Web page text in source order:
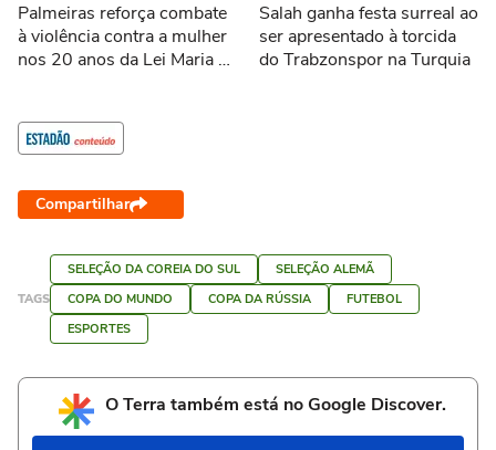
Palmeiras reforça combate
à violência contra a mulher
nos 20 anos da Lei Maria da
Salah ganha festa surreal ao
ser apresentado à torcida
do Trabzonspor na Turquia
Compartilhar
TAGS
SELEÇÃO DA COREIA DO SUL
SELEÇÃO ALEMÃ
COPA DO MUNDO
COPA DA RÚSSIA
FUTEBOL
ESPORTES
O Terra também está no Google Discover.